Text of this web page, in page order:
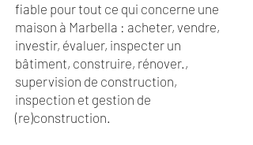
fiable pour tout ce qui concerne une
maison à Marbella : acheter, vendre,
investir, évaluer, inspecter un
bâtiment, construire, rénover.,
supervision de construction,
inspection et gestion de
(re)construction.